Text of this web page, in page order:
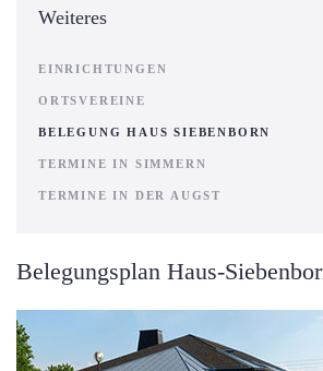
Weiteres
EINRICHTUNGEN
ORTSVEREINE
BELEGUNG HAUS SIEBENBORN
TERMINE IN SIMMERN
TERMINE IN DER AUGST
Belegungsplan Haus-